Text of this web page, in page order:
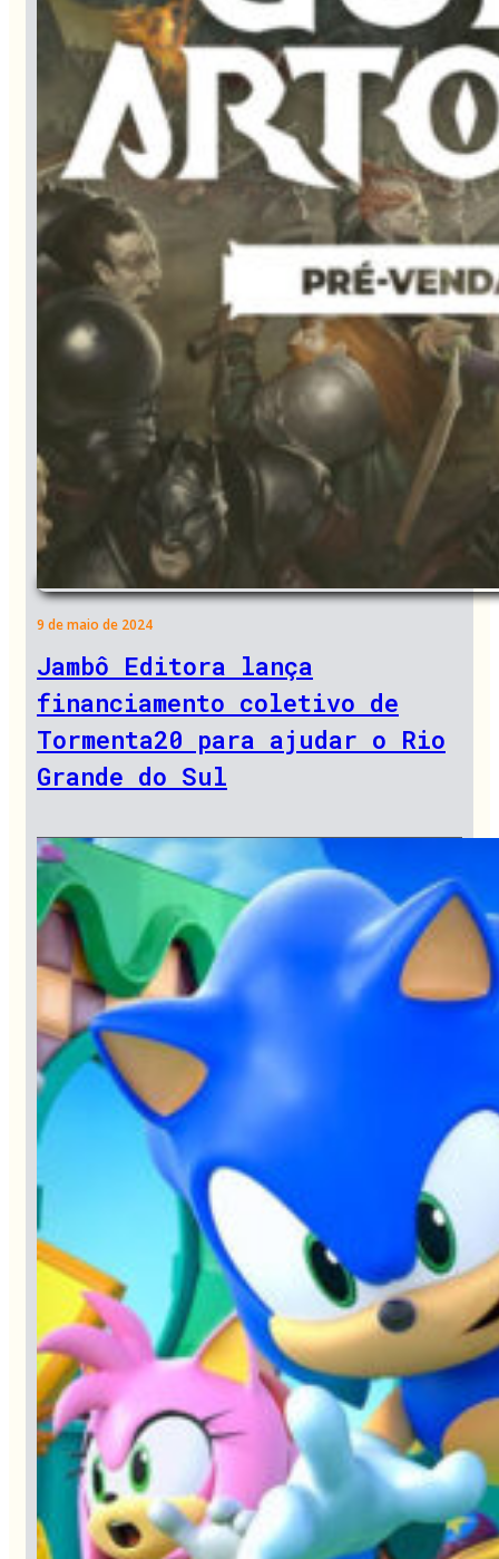
9 de maio de 2024
Jambô Editora lança
financiamento coletivo de
Tormenta20 para ajudar o Rio
Grande do Sul